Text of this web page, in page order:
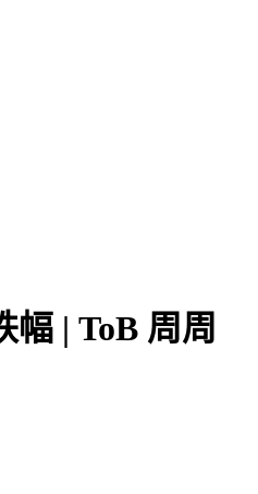
幅 | ToB 周周